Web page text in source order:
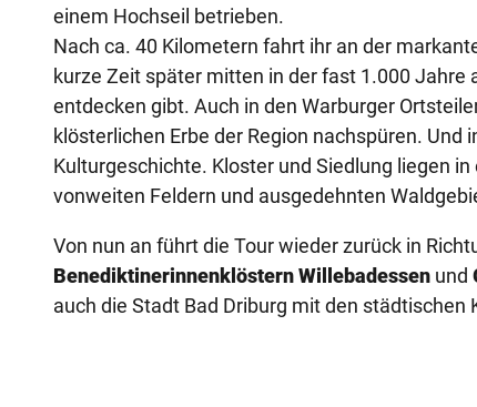
einem Hochseil betrieben.
Nach ca. 40 Kilometern fahrt ihr an der
kurze Zeit später mitten in der fast 1.000 Jahre
entdecken gibt. Auch in den Warburger
klösterlichen Erbe der Region nachspüren.
Kulturgeschichte. Kloster und Siedlung liegen
vonweiten Feldern und ausgedehnten
Von nun an führt die Tour wieder zurück in
Benediktinerinnenklöstern Willebadessen und
auch die Stadt Bad Driburg mit den städtischen